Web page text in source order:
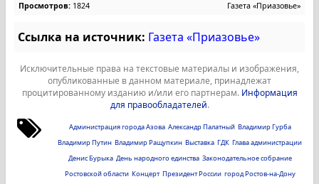
Просмотров: 1824 Газета «Приазовье»
Ссылка на источник: Газета «Приазовье»
Исключительные права на текстовые материалы и изображения,
опубликованные в данном материале, принадлежат
процитированному изданию и/или его партнерам. Информация
для правообладателей.
Администрация города Азова Александр Палатный Владимир Гурба
Владимир Путин Владимир Ращупкин Выставка ГДК Глава администрации
Денис Бурыка День народного единства Законодательное собрание
Ростовской области Концерт Президент России город Ростов-на-Дону